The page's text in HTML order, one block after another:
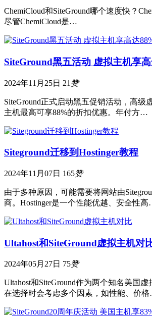
ChemiCloud和SiteGround哪个速度快？
尽管ChemiCloud是…
SiteGround黑五活动 虚拟主机享
2024年11月25日 21 赞
SiteGround正式启动黑五促销活动，高级
主机最高可享88%的折扣优惠。年付方…
Siteground迁移到Hostinger教程
2024年11月07日 165赞
由于多种原因，可能需要将网站由
商。Hostinger是一个性能优越、安全性
Ultahost和SiteGround虚拟主机对
2024年05月27日 75赞
Ultahost和SiteGround作为两个知名美国
在选择时会考虑多个因素，如性能、价